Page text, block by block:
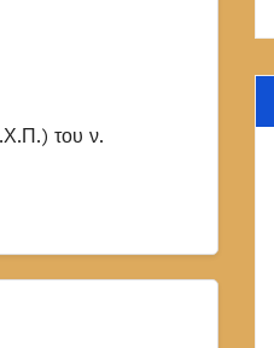
του ν.